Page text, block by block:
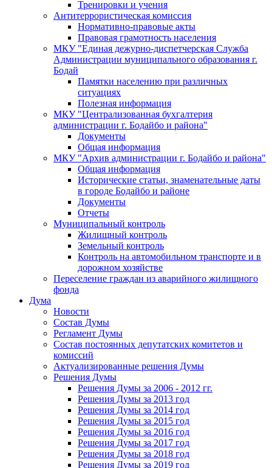
Тренировки и учения
Антитеррористическая комиссия
Нормативно-правовые акты
Правовая грамотность населения
МКУ "Единая дежурно-диспетчерская Служба
Администрации муниципального образования г.
Бодай
Памятки населению при различных
ситуациях
Полезная информация
МКУ "Централизованная бухгалтерия
администрации г. Бодайбо и района"
Документы
Общая информация
МКУ "Архив администрации г. Бодайбо и района"
Общая информация
Исторические статьи, знаменательные даты
в городе Бодайбо и районе
Документы
Отчеты
Муниципальный контроль
Жилищный контроль
Земельный контроль
Контроль на автомобильном транспорте и в
дорожном хозяйстве
Переселение граждан из аварийного жилищного
фонда
Дума
Новости
Состав Думы
Регламент Думы
Состав постоянных депутатских комитетов и
комиссий
Актуализированные решения Думы
Решения Думы
Решения Думы за 2006 - 2012 гг.
Решения Думы за 2013 год
Решения Думы за 2014 год
Решения Думы за 2015 год
Решения Думы за 2016 год
Решения Думы за 2017 год
Решения Думы за 2018 год
Решения Думы за 2019 год